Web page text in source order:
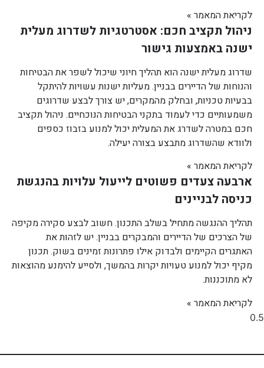
לקריאת המאמר »
ניהול תקציב חכם: אסטרטגיות לשדרוג מעלית
ישנה באמצעות גישור
שדרוג מעלית ישנה הוא תהליך חיוני שיכול לשפר את הבטיחות
והנוחות של הדיירים בבניין. מעליות ישנות עשויות להיתקל
בבעיות טכניות, ובחלק מהמקרים, יש צורך לבצע שדרוגים
משמעותיים כדי לעמוד בתקני הבטיחות הנוכחיים. ניהול תקציב
חכם במטרה לשדרג את המעלית יכול למנוע בזבוז כספים
ולוודא שהשדרוג מתבצע בצורה יעילה.
לקריאת המאמר »
ארבעה צעדים פשוטים לייעול עלויות בהנגשת
כניסה לבניינים
תהליך ההנגשה מתחיל בשלב התכנון. חשוב לבצע סקירה מקיפה
של הצרכים של הדיירים והמבקרים בבניין. יש לזהות את
האתגרים הקיימים ולבדוק אילו פתרונות זמינים בשוק. תכנון
מקיף יכול למנוע טעויות יקרות בהמשך, ולסייע להימנע מהוצאות
לא מתוכננות.
לקריאת המאמר »